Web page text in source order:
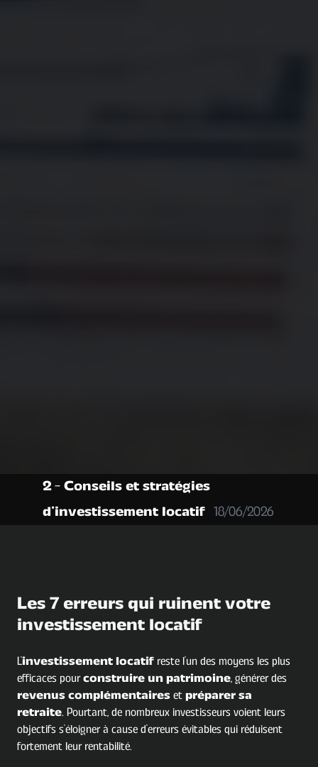
2 - Conseils et stratégies
d’investissement locatif 18/06/2026
Les 7 erreurs qui ruinent votre
investissement locatif
L'investissement locatif reste l'un des moyens les plus
efficaces pourconstruire un patrimoine, générer des
revenus complémentaires et préparer sa
retraite. Pourtant, de nombreux investisseurs voient leurs
objectifs s'éloigner à cause d'erreurs évitables qui réduisent
fortement leur rentabilité.